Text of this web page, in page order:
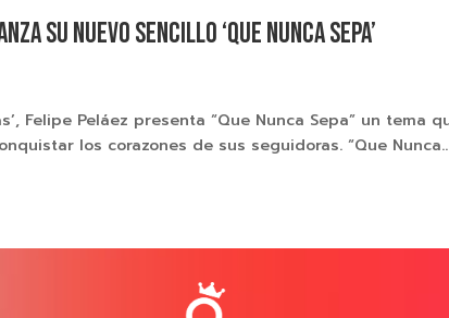
SU NUEVO SENCILLO ‘QUE NUNCA SEPA’
Felipe Peláez presenta “Que Nunca Sepa” un tema
los corazones de sus seguidoras. “Que